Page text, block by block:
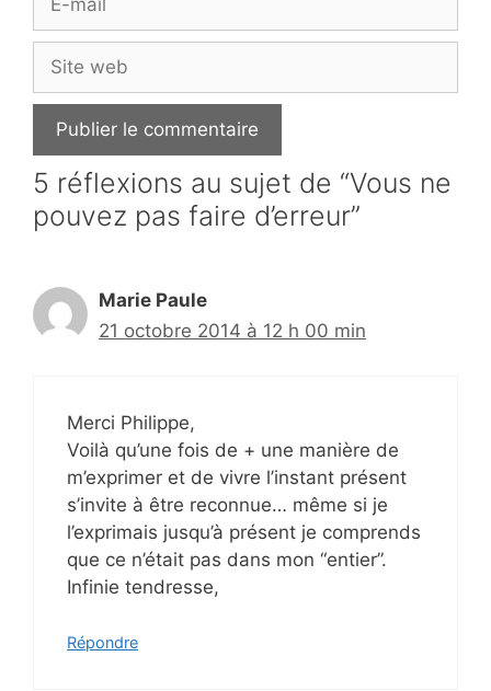
Site
web
5 réflexions au sujet de “Vous ne
pouvez pas faire d’erreur”
Marie Paule
21 octobre 2014 à 12 h 00 min
Merci Philippe,
Voilà qu’une fois de + une manière de
m’exprimer et de vivre l’instant présent
s’invite à être reconnue… même si je
l’exprimais jusqu’à présent je comprends
que ce n’était pas dans mon “entier”.
Infinie tendresse,
Répondre